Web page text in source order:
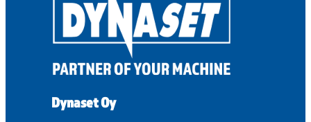
Dynaset Oy